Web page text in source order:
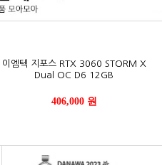
이엠텍 지포스 RTX 3060 STORM X
Dual OC D6 12GB
406,000 원